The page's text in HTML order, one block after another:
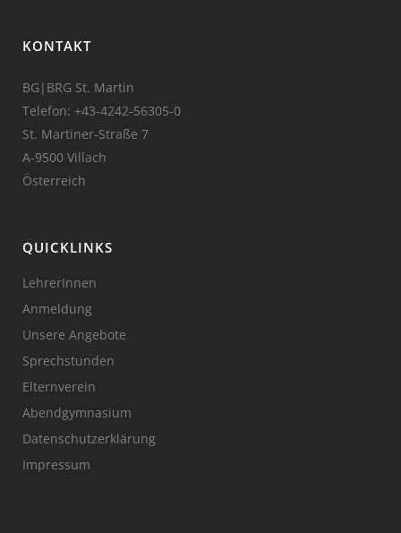
KONTAKT
BG|BRG St. Martin
Telefon: +43-4242-56305-0
St. Martiner-Straße 7
A-9500 Villach
Österreich
QUICKLINKS
LehrerInnen
Anmeldung
Unsere Angebote
Sprechstunden
Elternverein
Abendgymnasium
Datenschutzerklärung
Impressum